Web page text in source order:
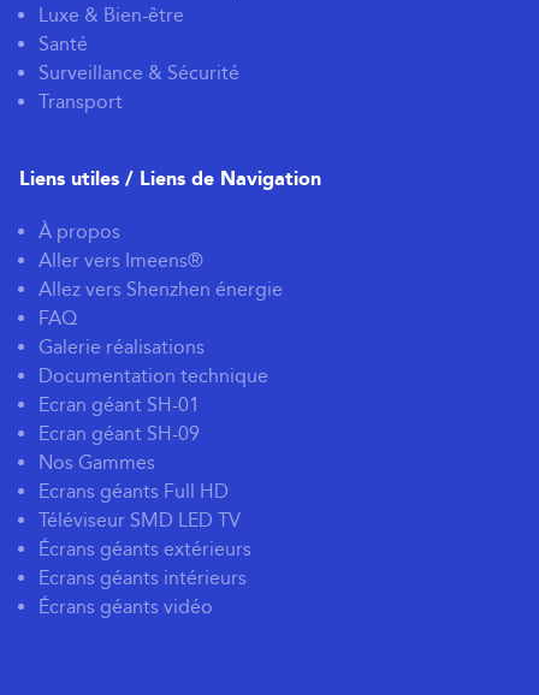
Luxe & Bien-être
Santé
Surveillance & Sécurité
Transport
Liens utiles / Liens de Navigation
À propos
Aller vers Imeens®
Allez vers Shenzhen énergie
FAQ
Galerie réalisations
Documentation technique
Ecran géant SH-01
Ecran géant SH-09
Nos Gammes
Ecrans géants Full HD
Téléviseur SMD LED TV
Écrans géants extérieurs
Ecrans géants intérieurs
Écrans géants vidéo